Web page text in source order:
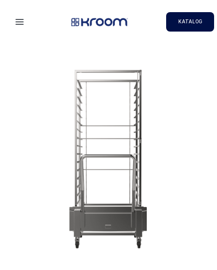
KATALOG